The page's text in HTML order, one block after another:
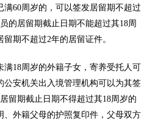
60周岁的，可以签发居留期不超过
的居留期截止日期不能超过其18周
期不超过2年的居留证件。
18周岁的外籍子女，寄养受托人可
公安机关出入境管理机构可以为其签
留期截止日期不得超过其18周岁的
、外籍父母的护照复印件，父母双方